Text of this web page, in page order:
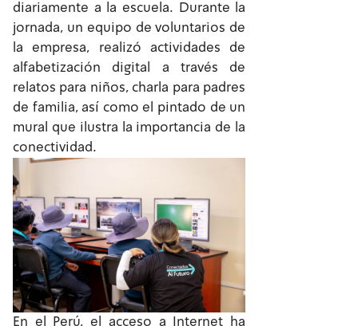
diariamente a la escuela. Durante la
jornada, un equipo de voluntarios de
la empresa, realizó actividades de
alfabetización digital a través de
relatos para niños, charla para padres
de familia, así como el pintado de un
mural que ilustra la importancia de la
conectividad.
En el Perú, el acceso a Internet ha